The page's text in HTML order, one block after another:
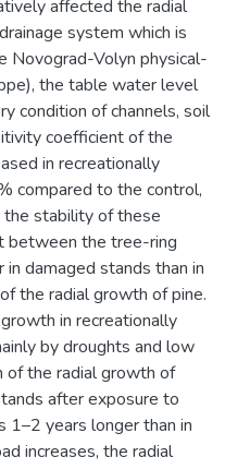
affected the radial
system which is
Novograd-Volyn physical-
the table water level
condition of channels, soil
coefficient of the
in recreationally
compared to the control,
the stability of these
between the tree-ring
damaged stands than in
the radial growth of pine.
in recreationally
by droughts and low
of the radial growth of
after exposure to
1–2 years longer than in
increases, the radial